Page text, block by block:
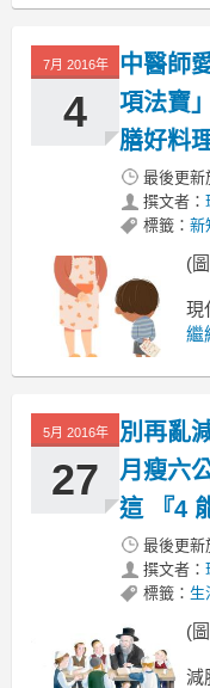
智
夢
燙
7月 2016年
4
中醫師
項法寶
膳好料
最後更新
撰文者：
標籤： 新
(
現
消
《
繼
5月 2016年
27
別再亂
月瘦六
這 『4
最後更新
撰文者：
標籤： 生
(
減